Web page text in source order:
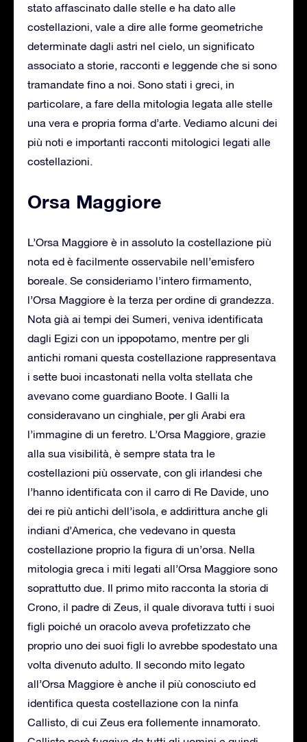
stato affascinato dalle stelle e ha dato alle
costellazioni, vale a dire alle forme geometriche
determinate dagli astri nel cielo, un significato
associato a storie, racconti e leggende che si sono
tramandate fino a noi. Sono stati i greci, in
particolare, a fare della mitologia legata alle stelle
una vera e propria forma d’arte. Vediamo alcuni dei
più noti e importanti racconti mitologici legati alle
costellazioni.
Orsa Maggiore
L’Orsa Maggiore è in assoluto la costellazione più
nota ed è facilmente osservabile nell’emisfero
boreale. Se consideriamo l’intero firmamento,
l’Orsa Maggiore è la terza per ordine di grandezza.
Nota già ai tempi dei Sumeri, veniva identificata
dagli Egizi con un ippopotamo, mentre per gli
antichi romani questa costellazione rappresentava
i sette buoi incastonati nella volta stellata che
avevano come guardiano Boote. I Galli la
consideravano un cinghiale, per gli Arabi era
l’immagine di un feretro. L’Orsa Maggiore, grazie
alla sua visibilità, è sempre stata tra le
costellazioni più osservate, con gli irlandesi che
l’hanno identificata con il carro di Re Davide, uno
dei re più antichi dell’isola, e addirittura anche gli
indiani d’America, che vedevano in questa
costellazione proprio la figura di un’orsa. Nella
mitologia greca i miti legati all’Orsa Maggiore sono
soprattutto due. Il primo mito racconta la storia di
Crono, il padre di Zeus, il quale divorava tutti i suoi
figli poiché un oracolo aveva profetizzato che
proprio uno dei suoi figli lo avrebbe spodestato una
volta divenuto adulto. Il secondo mito legato
all’Orsa Maggiore è anche il più conosciuto ed
identifica questa costellazione con la ninfa
Callisto, di cui Zeus era follemente innamorato.